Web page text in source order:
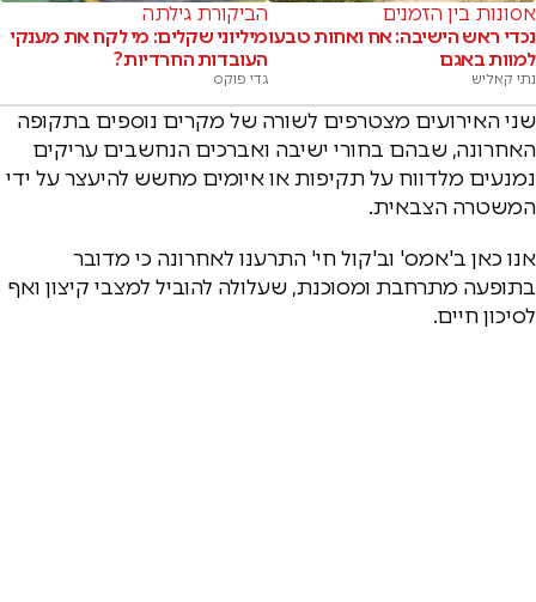
אסונות בין הזמנים
נכדי ראש הישיבה: אח ואחות טבעו
למוות באגם
נתי קאליש
הביקורת גילתה
מיליוני שקלים: מי לקח את מענקי
העובדות החרדיות?
גדי פוקס
שני האירועים מצטרפים לשורה של מקרים נוספים בתקופה
האחרונה, שבהם בחורי ישיבה ואברכים הנחשבים עריקים
נמנעים מלדווח על תקיפות או איומים מחשש להיעצר על ידי
המשטרה הצבאית.
אנו כאן ב'אמס' וב'קול חי' התרענו לאחרונה כי מדובר
בתופעה מתרחבת ומסוכנת, שעלולה להוביל למצבי קיצון ואף
לסיכון חיים.